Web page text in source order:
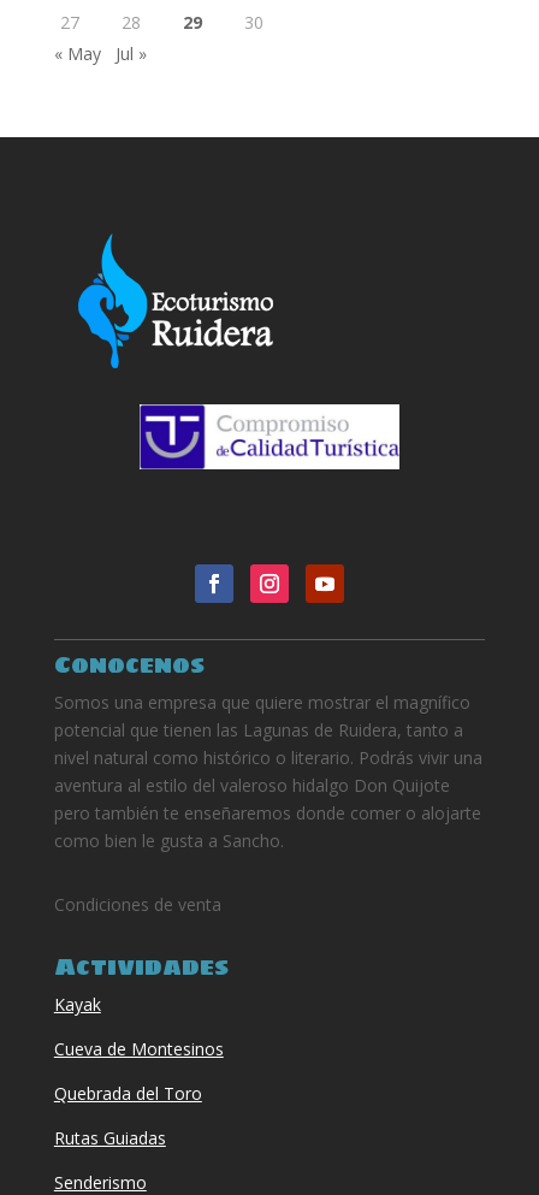
27
28 29
30
« May
Jul »
Conocenos
Somos una empresa que quiere mostrar el magnífico
potencial que tienen las Lagunas de Ruidera, tanto a
nivel natural como histórico o literario. Podrás vivir una
aventura al estilo del valeroso hidalgo Don Quijote
pero también te enseñaremos donde comer o alojarte
como bien le gusta a Sancho.
Condiciones de venta
Actividades
Kayak
Cueva de Montesinos
Quebrada del Toro
Rutas Guiadas
Senderismo